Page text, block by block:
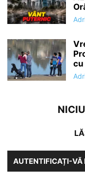
cu
AUTENTIFICAȚI-VĂ